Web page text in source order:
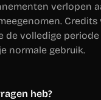
verlopen
de volledige periode
normale gebruik.
heb?